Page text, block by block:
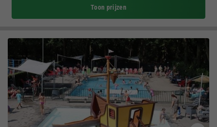
Toon prijzen